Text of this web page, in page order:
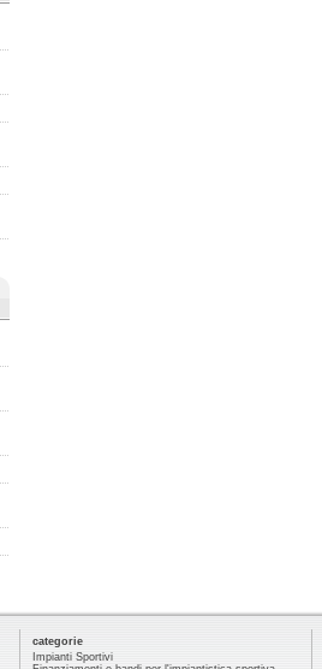
categorie
Impianti Sportivi